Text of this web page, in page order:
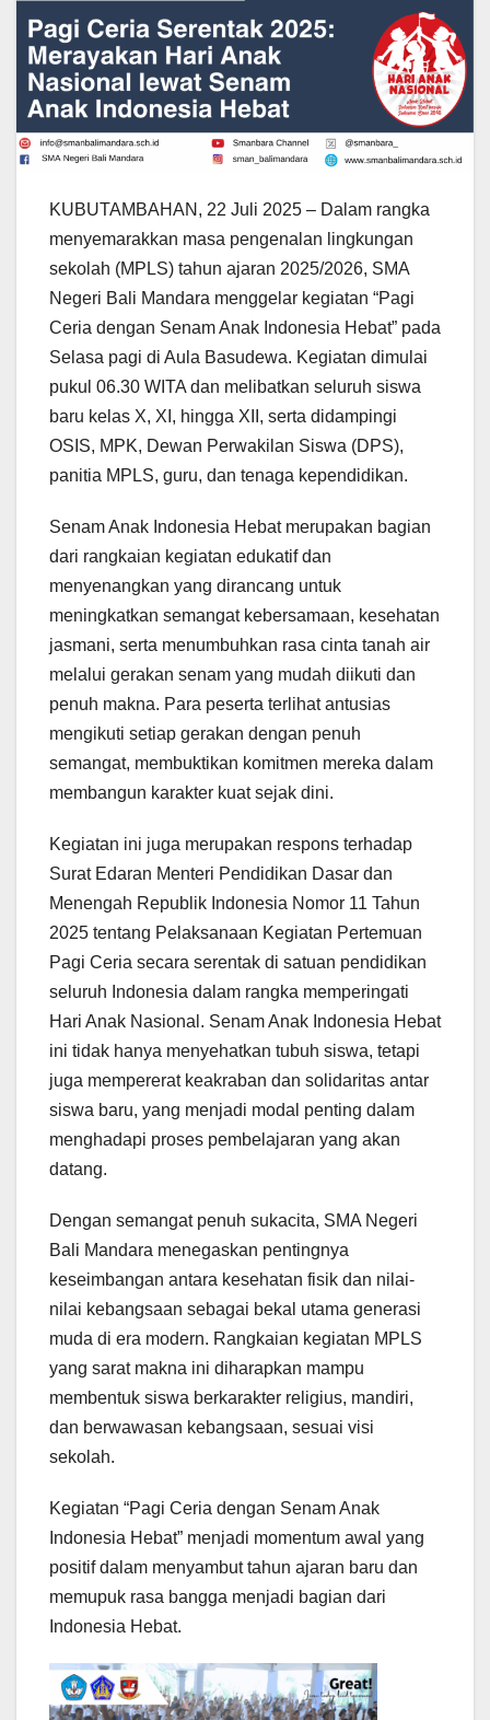
KUBUTAMBAHAN, 22 Juli 2025 – Dalam rangka
menyemarakkan masa pengenalan lingkungan
sekolah (MPLS) tahun ajaran 2025/2026, SMA
Negeri Bali Mandara menggelar kegiatan “Pagi
Ceria dengan Senam Anak Indonesia Hebat” pada
Selasa pagi di Aula Basudewa. Kegiatan dimulai
pukul 06.30 WITA dan melibatkan seluruh siswa
baru kelas X, XI, hingga XII, serta didampingi
OSIS, MPK, Dewan Perwakilan Siswa (DPS),
panitia MPLS, guru, dan tenaga kependidikan.
Senam Anak Indonesia Hebat merupakan bagian
dari rangkaian kegiatan edukatif dan
menyenangkan yang dirancang untuk
meningkatkan semangat kebersamaan, kesehatan
jasmani, serta menumbuhkan rasa cinta tanah air
melalui gerakan senam yang mudah diikuti dan
penuh makna. Para peserta terlihat antusias
mengikuti setiap gerakan dengan penuh
semangat, membuktikan komitmen mereka dalam
membangun karakter kuat sejak dini.
Kegiatan ini juga merupakan respons terhadap
Surat Edaran Menteri Pendidikan Dasar dan
Menengah Republik Indonesia Nomor 11 Tahun
2025 tentang Pelaksanaan Kegiatan Pertemuan
Pagi Ceria secara serentak di satuan pendidikan
seluruh Indonesia dalam rangka memperingati
Hari Anak Nasional. Senam Anak Indonesia Hebat
ini tidak hanya menyehatkan tubuh siswa, tetapi
juga mempererat keakraban dan solidaritas antar
siswa baru, yang menjadi modal penting dalam
menghadapi proses pembelajaran yang akan
datang.
Dengan semangat penuh sukacita, SMA Negeri
Bali Mandara menegaskan pentingnya
keseimbangan antara kesehatan fisik dan nilai-
nilai kebangsaan sebagai bekal utama generasi
muda di era modern. Rangkaian kegiatan MPLS
yang sarat makna ini diharapkan mampu
membentuk siswa berkarakter religius, mandiri,
dan berwawasan kebangsaan, sesuai visi
sekolah.
Kegiatan “Pagi Ceria dengan Senam Anak
Indonesia Hebat” menjadi momentum awal yang
positif dalam menyambut tahun ajaran baru dan
memupuk rasa bangga menjadi bagian dari
Indonesia Hebat.